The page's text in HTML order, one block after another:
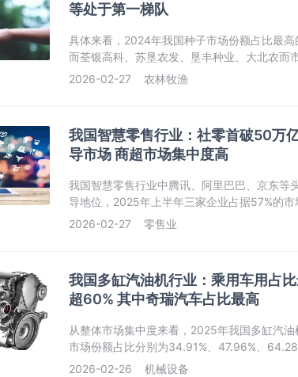
等处于第一梯队
具体来看，2024年我国种子市场份额占比最高
而荃银高科、苏垦农发、垦丰种业、大北农而
2026-02-27
农林牧渔
我国智慧零售行业：社零首破50万
导市场 商超市场集中度高
我国智慧零售行业中腾讯、阿里巴巴、京东等
导地位，2025年上半年三家企业占据57%的
位居首位。
2026-02-27 零售业
我国多缸汽油机行业：乘用车用占
超60% 其中奇瑞汽车占比最高
从整体市场集中度来看，2025年我国多缸汽
市场份额占比分别为34.91%、47.96%、
2026-02-26
机械设备